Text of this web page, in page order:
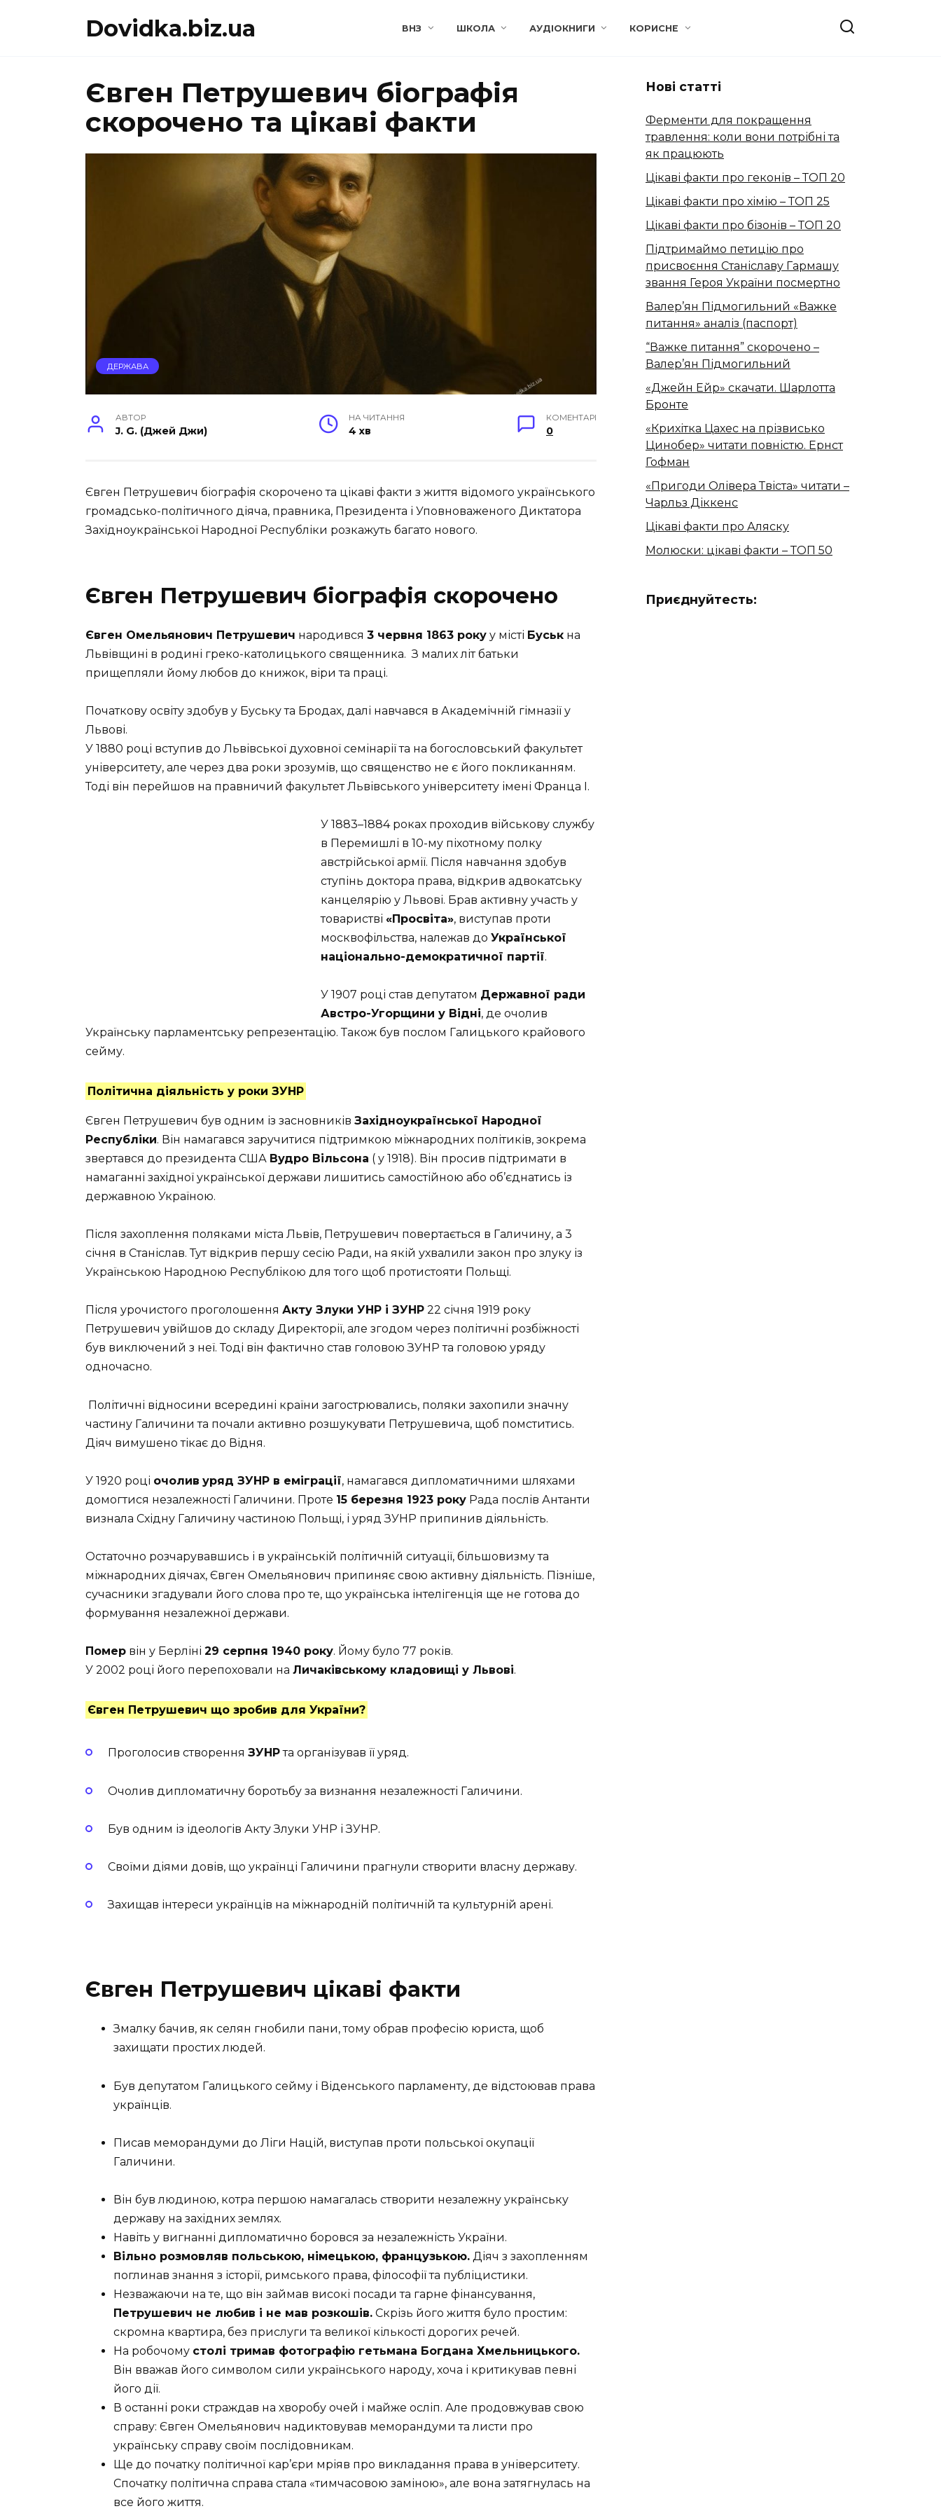
Dovidka.biz.ua ВНЗ ШКОЛА АУДІОКНИГИ КОРИСНЕ
Євген Петрушевич біографія
скорочено та цікаві факти
ДЕРЖАВА
АВТОР
J. G. (Джей Джи)
НА ЧИТАННЯ
4 хв
КОМЕНТАРІ
0
Євген Петрушевич біографія скорочено та цікаві факти з життя відомого українського
громадсько-політичного діяча, правника, Президента і Уповноваженого Диктатора
Західноукраїнської Народної Республіки розкажуть багато нового.
Євген Петрушевич біографія скорочено
Євген Омельянович Петрушевич народився 3 червня 1863 року у місті Буськ на
Львівщині в родині греко-католицького священника. З малих літ батьки
прищепляли йому любов до книжок, віри та праці.
Початкову освіту здобув у Буську та Бродах, далі навчався в Академічній гімназії у
Львові.
У 1880 році вступив до Львівської духовної семінарії та на богословський факультет
університету, але через два роки зрозумів, що священство не є його покликанням.
Тоді він перейшов на правничий факультет Львівського університету імені Франца І.
У 1883–1884 роках проходив військову службу
в Перемишлі в 10-му піхотному полку
австрійської армії. Після навчання здобув
ступінь доктора права, відкрив адвокатську
канцелярію у Львові. Брав активну участь у
товаристві «Просвіта», виступав проти
москвофільства, належав до Української
національно-демократичної партії.
У 1907 році став депутатом Державної ради
Австро-Угорщини у Відні, де очолив
Українську парламентську репрезентацію. Також був послом Галицького крайового
сейму.
Політична діяльність у роки ЗУНР
Євген Петрушевич був одним із засновників Західноукраїнської Народної
Республіки. Він намагався заручитися підтримкою міжнародних політиків, зокрема
звертався до президента США Вудро Вільсона ( у 1918). Він просив підтримати в
намаганні західної української держави лишитись самостійною або об’єднатись із
державною Україною.
Після захоплення поляками міста Львів, Петрушевич повертається в Галичину, а 3
січня в Станіслав. Тут відкрив першу сесію Ради, на якій ухвалили закон про злуку із
Українською Народною Республікою для того щоб протистояти Польщі.
Після урочистого проголошення Акту Злуки УНР і ЗУНР 22 січня 1919 року
Петрушевич увійшов до складу Директорії, але згодом через політичні розбіжності
був виключений з неї. Тоді він фактично став головою ЗУНР та головою уряду
одночасно.
Політичні відносини всередині країни загострювались, поляки захопили значну
частину Галичини та почали активно розшукувати Петрушевича, щоб помститись.
Діяч вимушено тікає до Відня.
У 1920 році очолив уряд ЗУНР в еміграції, намагався дипломатичними шляхами
домогтися незалежності Галичини. Проте 15 березня 1923 року Рада послів Антанти
визнала Східну Галичину частиною Польщі, і уряд ЗУНР припинив діяльність.
Остаточно розчарувавшись і в українській політичній ситуації, більшовизму та
міжнародних діячах, Євген Омельянович припиняє свою активну діяльність. Пізніше,
сучасники згадували його слова про те, що українська інтелігенція ще не готова до
формування незалежної держави.
Помер він у Берліні 29 серпня 1940 року. Йому було 77 років.
У 2002 році його перепоховали на Личаківському кладовищі у Львові.
Євген Петрушевич що зробив для України?
Проголосив створення ЗУНРта організував її уряд.
Очолив дипломатичну боротьбу за визнання незалежності Галичини.
Був одним із ідеологів Акту Злуки УНР і ЗУНР.
Своїми діями довів, що українці Галичини прагнули створити власну державу.
Захищав інтереси українців на міжнародній політичній та культурній арені.
Євген Петрушевич цікаві факти
Змалку бачив, як селян гнобили пани, тому обрав професію юриста, щоб
захищати простих людей.
Був депутатом Галицького сейму і Віденського парламенту, де відстоював права
українців.
Писав меморандуми до Ліги Націй, виступав проти польської окупації
Галичини.
Він був людиною, котра першою намагалась створити незалежну українську
державу на західних землях.
Навіть у вигнанні дипломатично боровся за незалежність України.
Вільно розмовляв польською, німецькою, французькою. Діяч з захопленням
поглинав знання з історії, римського права, філософії та публіцистики.
Незважаючи на те, що він займав високі посади та гарне фінансування,
Петрушевич не любив і не мав розкошів. Скрізь його життя було простим:
скромна квартира, без прислуги та великої кількості дорогих речей.
На робочому столі тримав фотографію гетьмана Богдана Хмельницького.
Він вважав його символом сили українського народу, хоча і критикував певні
його дії.
В останні роки страждав на хворобу очей і майже осліп. Але продовжував свою
справу: Євген Омельянович надиктовував меморандуми та листи про
українську справу своїм послідовникам.
Ще до початку політичної кар’єри мріяв про викладання права в університету.
Спочатку політична справа стала «тимчасовою заміною», але вона затягнулась на
все його життя.
Нові статті
Ферменти для покращення
травлення: коли вони потрібні та
як працюють
Цікаві факти про геконів – ТОП 20
Цікаві факти про хімію – ТОП 25
Цікаві факти про бізонів – ТОП 20
Підтримаймо петицію про
присвоєння Станіславу Гармашу
звання Героя України посмертно
Валер’ян Підмогильний «Важке
питання» аналіз (паспорт)
“Важке питання” скорочено –
Валер’ян Підмогильний
«Джейн Ейр» скачати. Шарлотта
Бронте
«Крихітка Цахес на прізвисько
Цинобер» читати повністю. Ернст
Гофман
«Пригоди Олівера Твіста» читати –
Чарльз Діккенс
Цікаві факти про Аляску
Молюски: цікаві факти – ТОП 50
Приєднуйтесть: